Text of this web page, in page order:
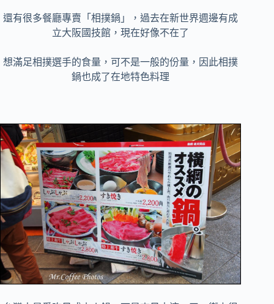
還有很多餐廳專賣「相撲鍋」，過去在新世界週邊有成
立大阪國技館，現在好像不在了
想滿足相撲選手的食量，可不是一般的份量，因此相撲
鍋也成了在地特色料理